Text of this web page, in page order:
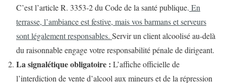
C’est l’article R. 3353-2 du Code de la santé publique. En
terrasse, l’ambiance est festive, mais vos barmans et serveurs
sont légalement responsables. Servir un client alcoolisé au-delà
du raisonnable engage votre responsabilité pénale de dirigeant.
La signalétique obligatoire : L’affiche officielle de
l’interdiction de vente d’alcool aux mineurs et de la répression